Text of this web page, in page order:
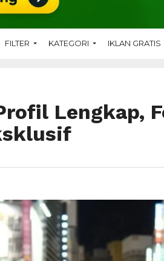
FILTER KATEGORI IKLAN GRATIS
Lengkap,